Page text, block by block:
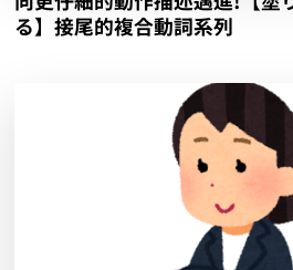
る】接尾的複合動詞系列